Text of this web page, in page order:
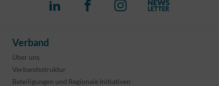
Verband
Über uns
Verbandsstruktur
Beteiligungen und Regionale Initiativen